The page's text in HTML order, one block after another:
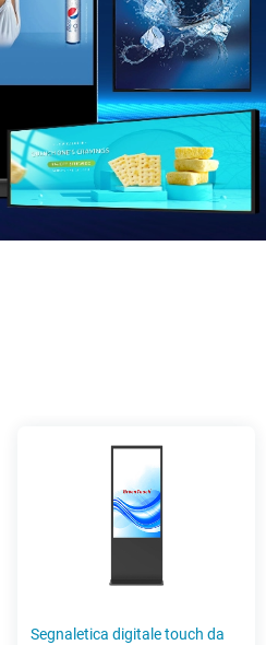
Segnaletica digitale touch da